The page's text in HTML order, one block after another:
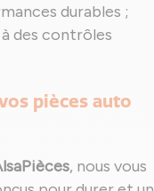
durables ;
des contrôles
pièces auto
, nous vous